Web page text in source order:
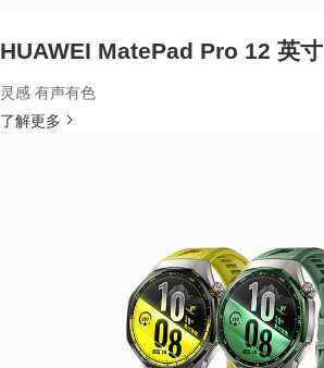
HUAWEI MatePad Pro 12 英寸
灵感 有声有色
了解更多